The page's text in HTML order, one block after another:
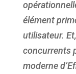
élément
utilisateur.
concurrents
moderne